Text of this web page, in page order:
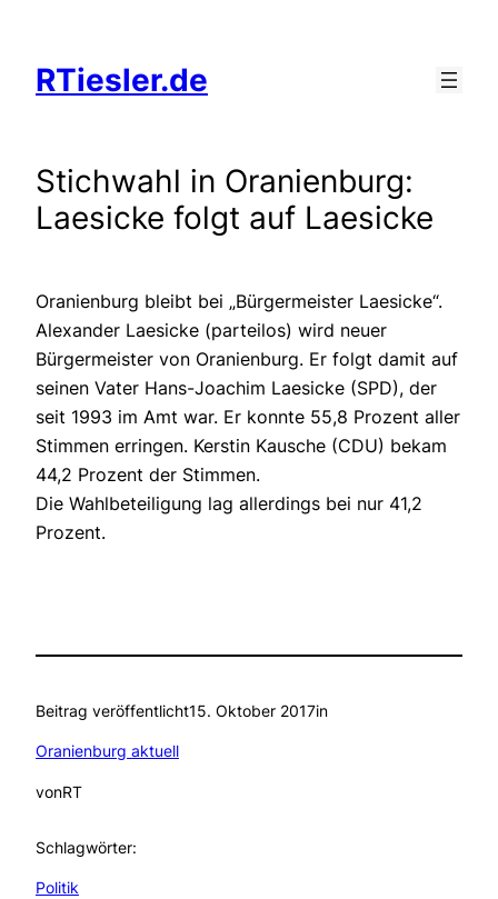
springen
RTiesler.de
Stichwahl in Oranienburg:
Laesicke folgt auf Laesicke
Oranienburg bleibt bei „Bürgermeister Laesicke“.
Alexander Laesicke (parteilos) wird neuer
Bürgermeister von Oranienburg. Er folgt damit auf
seinen Vater Hans-Joachim Laesicke (SPD), der
seit 1993 im Amt war. Er konnte 55,8 Prozent aller
Stimmen erringen. Kerstin Kausche (CDU) bekam
44,2 Prozent der Stimmen.
Die Wahlbeteiligung lag allerdings bei nur 41,2
Prozent.
Beitrag veröffentlicht15. Oktober 2017in
Oranienburg aktuell
vonRT
Schlagwörter:
Politik